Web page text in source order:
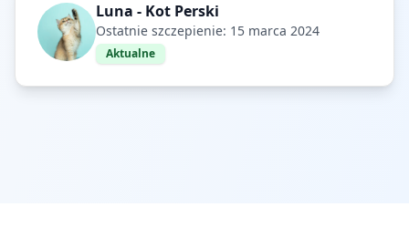
Luna - Kot Perski
Ostatnie szczepienie: 15 marca 2024
Aktualne